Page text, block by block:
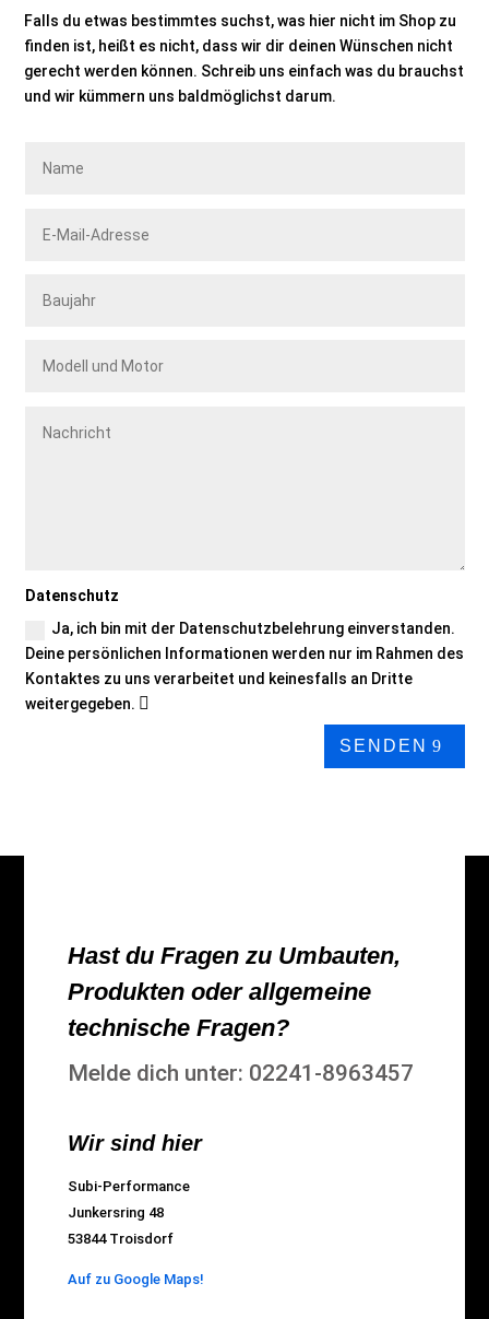
Falls du etwas bestimmtes suchst, was hier nicht im Shop zu
finden ist, heißt es nicht, dass wir dir deinen Wünschen nicht
gerecht werden können. Schreib uns einfach was du brauchst
und wir kümmern uns baldmöglichst darum.
Datenschutz
Ja, ich bin mit der Datenschutzbelehrung einverstanden.
Deine persönlichen Informationen werden nur im Rahmen des
Kontaktes zu uns verarbeitet und keinesfalls an Dritte
weitergegeben.
SENDEN
Hast du Fragen zu Umbauten,
Produkten oder allgemeine
technische Fragen?
Melde dich unter: 02241-8963457
Wir sind hier
Subi-Performance
Junkersring 48
53844 Troisdorf
Auf zu Google Maps!